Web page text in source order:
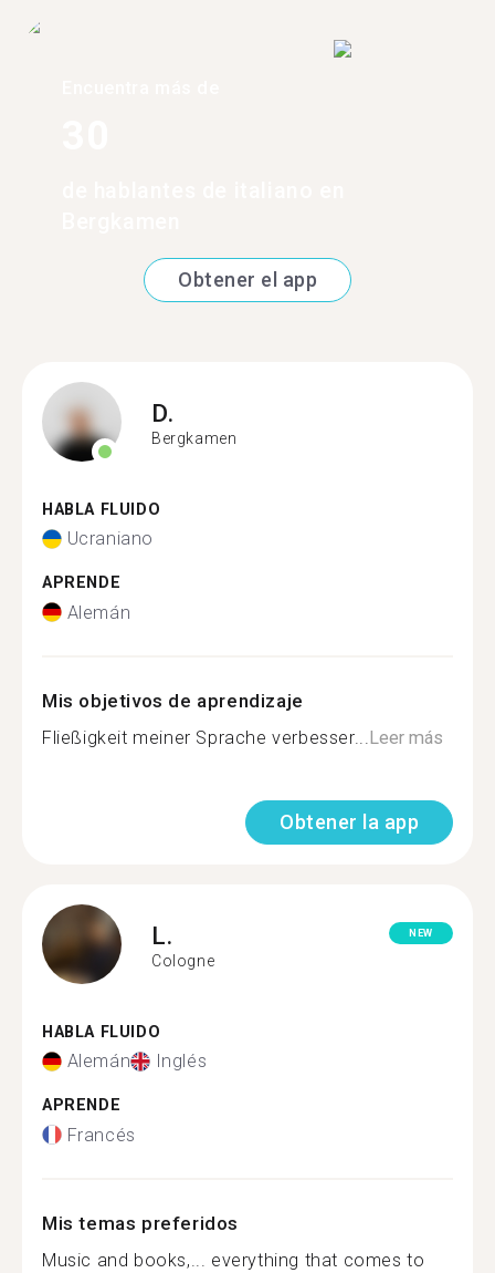
Obtener el app
D.
Bergkamen
HABLA FLUIDO
Ucraniano
APRENDE
Alemán
Mis objetivos de aprendizaje
Fließigkeit meiner Sprache verbesser... Leer más
Obtener la app
L.
Cologne
NEW
HABLA FLUIDO
Alemán Inglés
APRENDE
Francés
Mis temas preferidos
Music and books,... everything that comes to